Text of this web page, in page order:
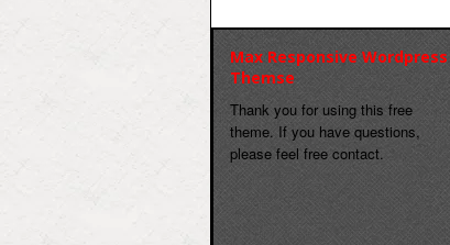
Max Responsive Wordpress
Themse
Thank you for using this free
theme. If you have questions,
please feel free contact.